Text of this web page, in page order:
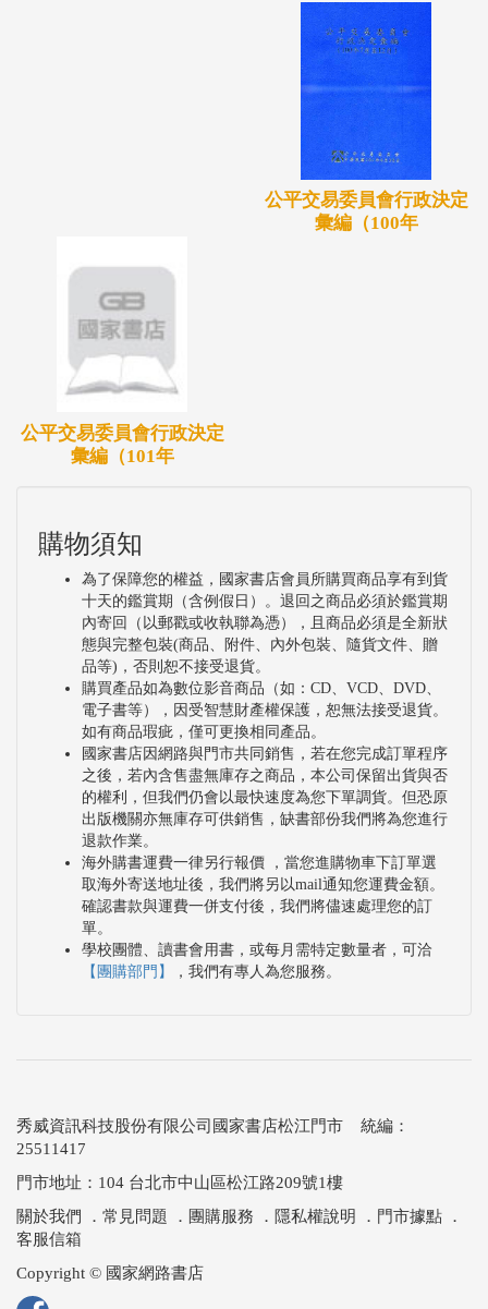
公平交易委員會行政決定
彙編（100年
公平交易委員會行政決定
彙編（101年
購物須知
為了保障您的權益，國家書店會員所購買商品享有到貨
十天的鑑賞期（含例假日）。退回之商品必須於鑑賞期
內寄回（以郵戳或收執聯為憑），且商品必須是全新狀
態與完整包裝(商品、附件、內外包裝、隨貨文件、贈
品等)，否則恕不接受退貨。
購買產品如為數位影音商品（如：CD、VCD、DVD、
電子書等），因受智慧財產權保護，恕無法接受退貨。
如有商品瑕疵，僅可更換相同產品。
國家書店因網路與門市共同銷售，若在您完成訂單程序
之後，若內含售盡無庫存之商品，本公司保留出貨與否
的權利，但我們仍會以最快速度為您下單調貨。但恐原
出版機關亦無庫存可供銷售，缺書部份我們將為您進行
退款作業。
海外購書運費一律另行報價 ，當您進購物車下訂單選
取海外寄送地址後，我們將另以mail通知您運費金額。
確認書款與運費一併支付後，我們將儘速處理您的訂
單。
學校團體、讀書會用書，或每月需特定數量者，可洽
【團購部門】
，我們有專人為您服務。
秀威資訊科技股份有限公司國家書店松江門市 統編：
25511417
門市地址：104 台北市中山區松江路209號1樓
關於我們
． 常見問題 ． 團購服務 ． 隱私權說明 ． 門市據點 ．
客服信箱
Copyright © 國家網路書店